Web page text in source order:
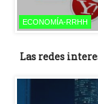
ECONOMÍA-RRHH
Las redes